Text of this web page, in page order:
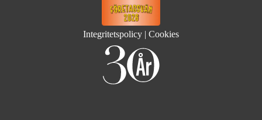
Integritetspolicy | Cookies